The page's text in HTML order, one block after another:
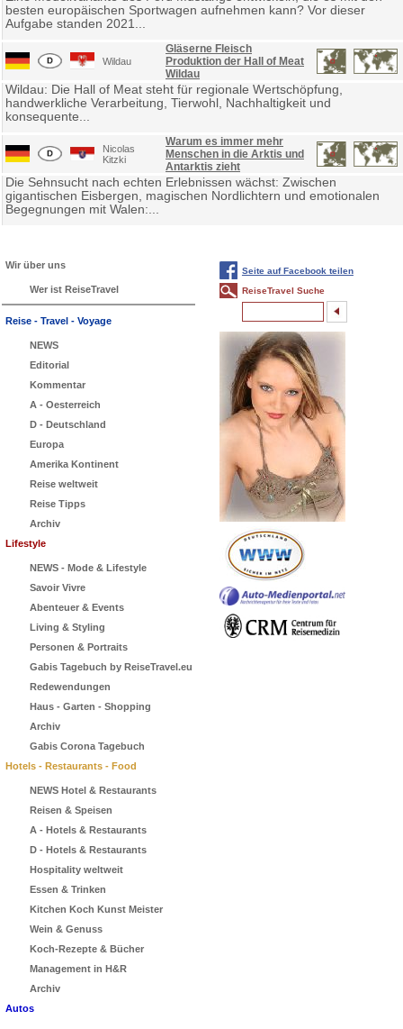
besten europäischen Sportwagen aufnehmen kann? Vor dieser
Aufgabe standen 2021...
Wildau
Gläserne Fleisch
Produktion der Hall of Meat
Wildau
Wildau: Die Hall of Meat steht für regionale Wertschöpfung,
handwerkliche Verarbeitung, Tierwohl, Nachhaltigkeit und
konsequente...
Nicolas
Kitzki
Warum es immer mehr
Menschen in die Arktis und
Antarktis zieht
Die Sehnsucht nach echten Erlebnissen wächst: Zwischen
gigantischen Eisbergen, magischen Nordlichtern und emotionalen
Begegnungen mit Walen:...
Wir über uns
Wer ist ReiseTravel
Reise - Travel - Voyage
NEWS
Editorial
Kommentar
A - Oesterreich
D - Deutschland
Europa
Amerika Kontinent
Reise weltweit
Reise Tipps
Archiv
Lifestyle
NEWS - Mode & Lifestyle
Savoir Vivre
Abenteuer & Events
Living & Styling
Personen & Portraits
Gabis Tagebuch by ReiseTravel.eu
Redewendungen
Haus - Garten - Shopping
Archiv
Gabis Corona Tagebuch
Hotels - Restaurants - Food
NEWS Hotel & Restaurants
Reisen & Speisen
A - Hotels & Restaurants
D - Hotels & Restaurants
Hospitality weltweit
Essen & Trinken
Kitchen Koch Kunst Meister
Wein & Genuss
Koch-Rezepte & Bücher
Management in H&R
Archiv
Autos
Seite auf Facebook teilen
ReiseTravel Suche